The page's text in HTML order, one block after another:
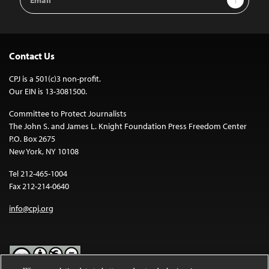
Address
Contact Us
CPJ is a 501(c)3 non-profit.
Our EIN is 13-3081500.
Committee to Protect Journalists
The John S. and James L. Knight Foundation Press Freedom Center
P.O. Box 2675
New York, NY 10108
Tel 212-465-1004
Fax 212-214-0640
info@cpj.org